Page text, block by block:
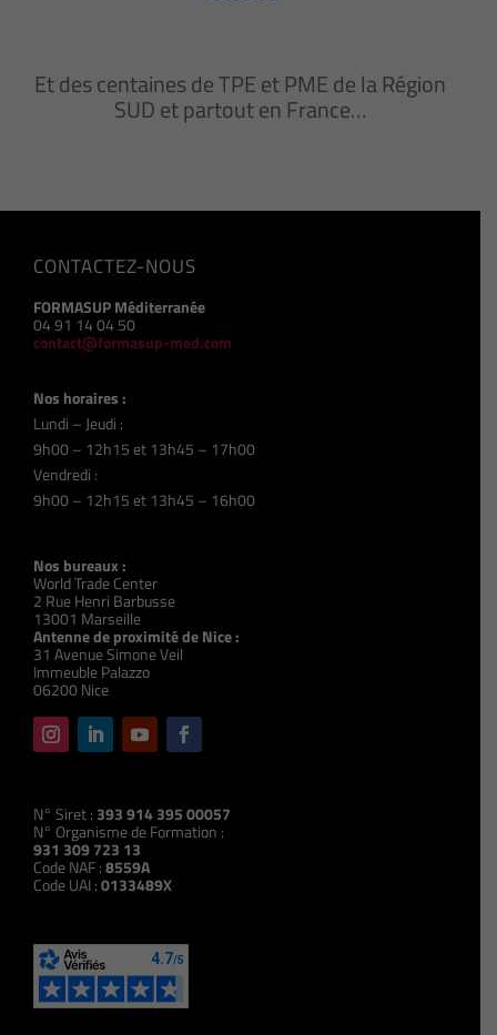
Et des centaines de TPE et PME de la Région
SUD et partout en France…
CONTACTEZ-NOUS
FORMASUP Méditerranée
04 91 14 04 50
contact@formasup-med.com
Nos horaires :
Lundi – Jeudi :
9h00 – 12h15 et 13h45 – 17h00
Vendredi :
9h00 – 12h15 et 13h45 – 16h00
Nos bureaux :
World Trade Center
2 Rue Henri Barbusse
13001 Marseille
Antenne de proximité de Nice :
31 Avenue Simone Veil
Immeuble Palazzo
06200 Nice
N° Siret : 393 914 395 00057
N° Organisme de Formation :
931 309 723 13
Code NAF :8559A
Code UAI :0133489X